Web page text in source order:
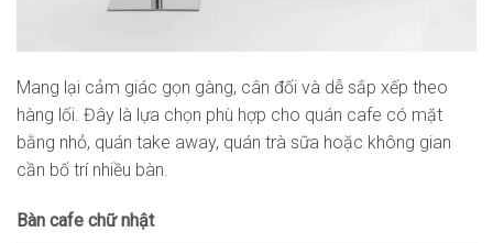
Mang lại cảm giác gọn gàng, cân đối và dễ sắp xếp theo
hàng lối. Đây là lựa chọn phù hợp cho quán cafe có mặt
bằng nhỏ, quán take away, quán trà sữa hoặc không gian
cần bố trí nhiều bàn.
Bàn cafe chữ nhật